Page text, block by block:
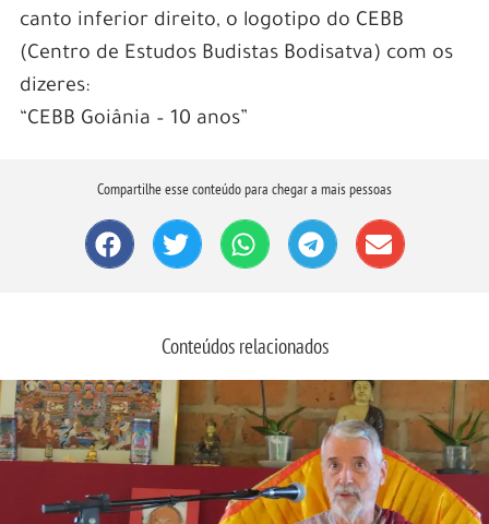
canto inferior direito, o logotipo do CEBB
(Centro de Estudos Budistas Bodisatva) com os
dizeres:
“CEBB Goiânia – 10 anos”
Compartilhe esse conteúdo para chegar a mais pessoas
Conteúdos relacionados